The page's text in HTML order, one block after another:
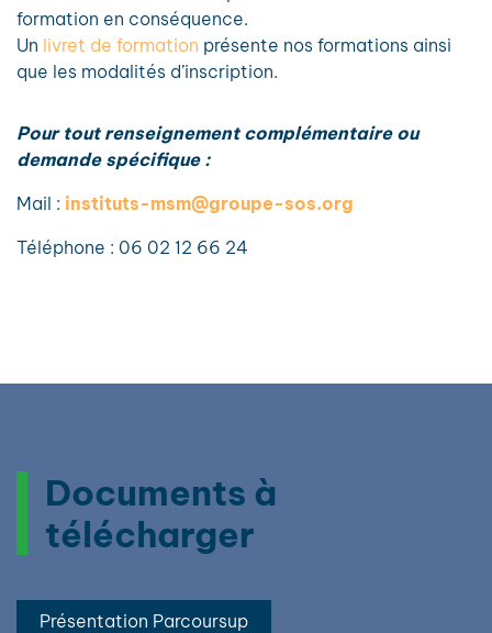
formation en conséquence.
Un livret de formation présente nos formations ainsi
que les modalités d’inscription.
Pour tout renseignement complémentaire ou
demande spécifique :
Mail : instituts-msm@groupe-sos.org
Téléphone : 06 02 12 66 24
Documents à
télécharger
Présentation Parcoursup